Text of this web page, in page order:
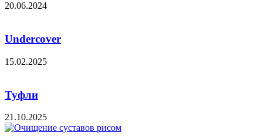
20.06.2024
Undercover
15.02.2025
Туфли
21.10.2025